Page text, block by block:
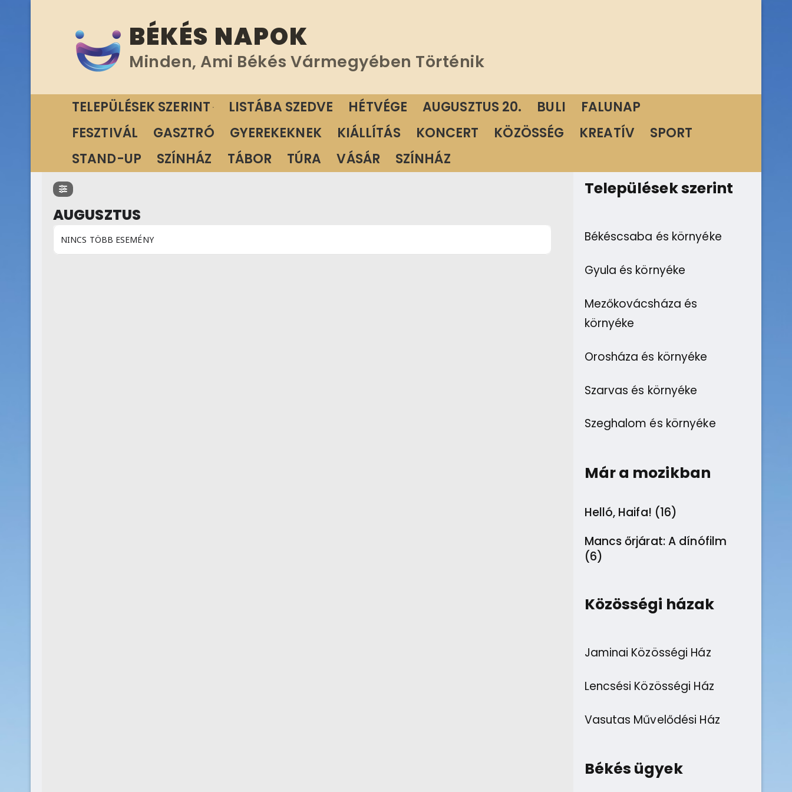
tartalomra
BÉKÉS NAPOK
Minden, Ami Békés Vármegyében Történik
TELEPÜLÉSEK SZERINT LISTÁBA SZEDVE HÉTVÉGE AUGUSZTUS 20. BULI
FALUNAP
FESZTIVÁL
GASZTRÓ GYEREKEKNEK KIÁLLÍTÁS KONCERT KÖZÖSSÉG KREATÍV
SPORT
STAND-UP
SZÍNHÁZ TÁBOR TÚRA VÁSÁR SZÍNHÁZ
AUGUSZTUS
NINCS TÖBB ESEMÉNY
Települések szerint
Békéscsaba és környéke
Gyula és környéke
Mezőkovácsháza és
környéke
Orosháza és környéke
Szarvas és környéke
Szeghalom és környéke
Már a mozikban
Helló, Haifa! (16)
Mancs őrjárat: A dínófilm
(6)
Közösségi házak
Jaminai Közösségi Ház
Lencsési Közösségi Ház
Vasutas Művelődési Ház
Békés ügyek